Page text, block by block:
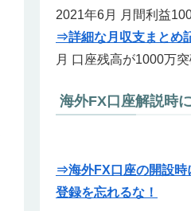
2021年6月 月間利益
⇒詳細な月収支まとめ
月 口座残高が1000万
海外FX口座解説時
⇒海外FX口座の開設時
登録を忘れるな！